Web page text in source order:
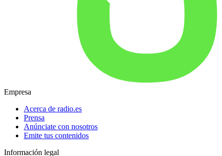
Empresa
Acerca de radio.es
Prensa
Anúnciate con nosotros
Emite tus contenidos
Información legal